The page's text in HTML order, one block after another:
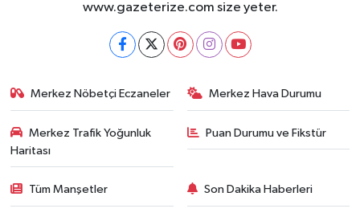
www.gazeterize.com size yeter.
Merkez Nöbetçi Eczaneler Merkez Hava Durumu
Merkez Trafik Yoğunluk
Haritası
Puan Durumu ve Fikstür
Tüm Manşetler Son Dakika Haberleri